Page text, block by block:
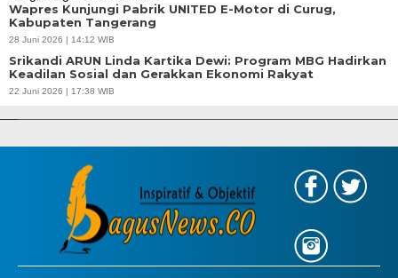
Wapres Kunjungi Pabrik UNITED E-Motor di Curug,
Kabupaten Tangerang
28 Juni 2026 | 14:12 WIB
Srikandi ARUN Linda Kartika Dewi: Program MBG Hadirkan
Keadilan Sosial dan Gerakkan Ekonomi Rakyat
22 Juni 2026 | 17:38 WIB
APBD Tahun 2025 Anggarkan Rp200 Miliar | Program Makan Bergizi